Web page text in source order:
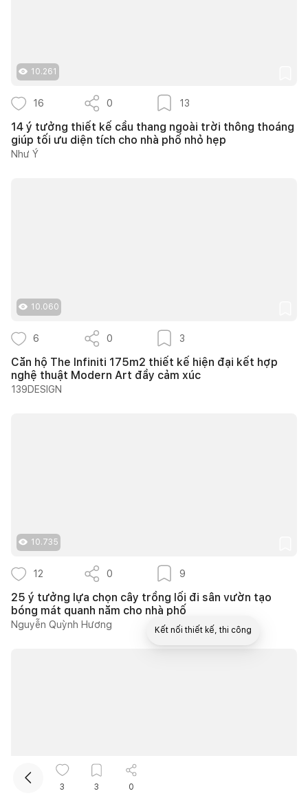
10.261
16 0 13
14 ý tưởng thiết kế cầu thang ngoài trời thông thoáng
giúp tối ưu diện tích cho nhà phố nhỏ hẹp
Như Ý
10.060
6 0 3
Căn hộ The Infiniti 175m2 thiết kế hiện đại kết hợp
nghệ thuật Modern Art đầy cảm xúc
139DESIGN
10.735
12 0 9
25 ý tưởng lựa chọn cây trồng lối đi sân vườn tạo
bóng mát quanh năm cho nhà phố
Nguyễn Quỳnh Hương
3
3 0
Kết nối thiết kế, thi công